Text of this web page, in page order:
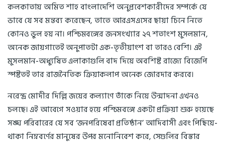
কলকাতায় অমিত শাহ বাংলাদেশি অনুপ্রবেশকারীদের সম্পর্কে যে
ভাবে যে সব মন্তব্য করেছেন, তাতে আরএসএসের ছায়া চিনে নিতে
কোনও ভুল হয় না। পশ্চিমবঙ্গের জনসংখ্যার ২৭ শতাংশ মুসলমান,
অনেক জায়গাতেই অনুপাতটা এক-তৃতীয়াংশ বা তারও বেশি। এই
মুসলমান-অধ্যুষিত এলাকাগুলি বাদ দিয়ে অবশিষ্ট রাজ্যে বিজেপি
স্পষ্টতই তার রাজনৈতিক ক্রিয়াকলাপ অনেক জোরদার করবে।
নরেন্দ্র মোদীর দিল্লি জয়ের কল্যাণে তাঁকে নিয়ে উন্মাদনা এখনও
চলছে। এই আবেগে সওয়ার হয়ে পশ্চিমবঙ্গে একটা প্রক্রিয়া শুরু হয়েছে
সঙ্ঘ পরিবারের যে সব ‘জনপরিষেবা প্রতিষ্ঠান’ আদিবাসী এবং পিছিয়ে-
থাকা নিম্নবর্ণের মানুষের উপর মনোনিবেশ করে, সেগুলির বিস্তার